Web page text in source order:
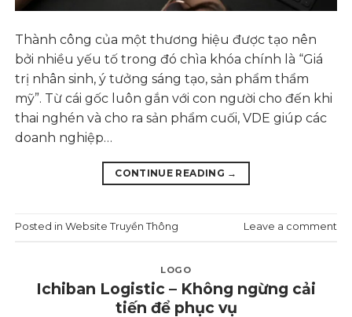
Thành công của một thương hiệu được tạo nên
bởi nhiều yếu tố trong đó chìa khóa chính là “Giá
trị nhân sinh, ý tưởng sáng tạo, sản phẩm thẩm
mỹ”. Từ cái gốc luôn gắn với con người cho đến khi
thai nghén và cho ra sản phẩm cuối, VDE giúp các
doanh nghiệp…
CONTINUE READING →
Posted inWebsite Truyền Thông Leave a comment
LOGO
Ichiban Logistic – Không ngừng cải
tiến để phục vụ